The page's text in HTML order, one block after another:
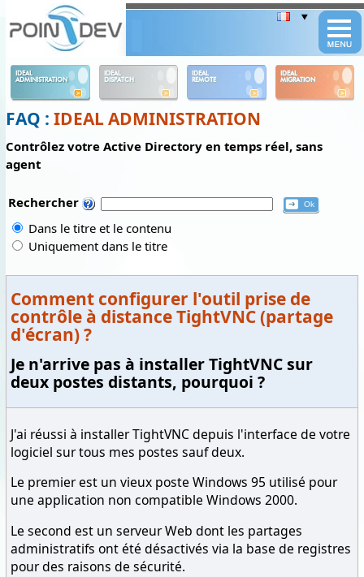
IDEAL
ADMINISTRATION
IDEAL
DISPATCH
IDEAL
REMOTE
IDEAL
MIGRATION
FAQ : IDEAL ADMINISTRATION
Contrôlez votre Active Directory en temps réel, sans
agent
Rechercher
Dans le titre et le contenu
Uniquement dans le titre
Comment configurer l'outil prise de
contrôle à distance TightVNC (partage
d'écran) ?
Je n'arrive pas à installer TightVNC sur
deux postes distants, pourquoi ?
J'ai réussi à installer TightVNC depuis l'interface de votre
logiciel sur tous mes postes sauf deux.
Le premier est un vieux poste Windows 95 utilisé pour
une application non compatible Windows 2000.
Le second est un serveur Web dont les partages
administratifs ont été désactivés via la base de registres
pour des raisons de sécurité.
Panneau de gestion des cookies